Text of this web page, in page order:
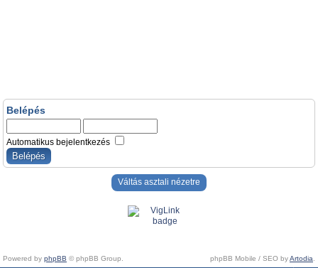
Belépés
Automatikus bejelentkezés
Váltás asztali nézetre
Powered by phpBB © phpBB Group. phpBB Mobile / SEO byArtodia.